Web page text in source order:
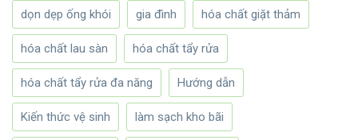
dọn dẹp ống khói gia đình hóa chất giặt thảm
hóa chất lau sàn hóa chất tẩy rửa
hóa chất tẩy rửa đa năng Hướng dẫn
Kiến thức vệ sinh làm sạch kho bãi